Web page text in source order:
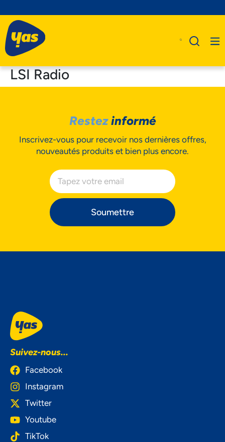
Business
Assistance
LSI Radio
Restezinformé
Inscrivez-vous pour recevoir nos dernières offres,
nouveautés produits et bien plus encore.
Soumettre
Suivez-nous...
Facebook
Instagram
Twitter
Youtube
TikTok